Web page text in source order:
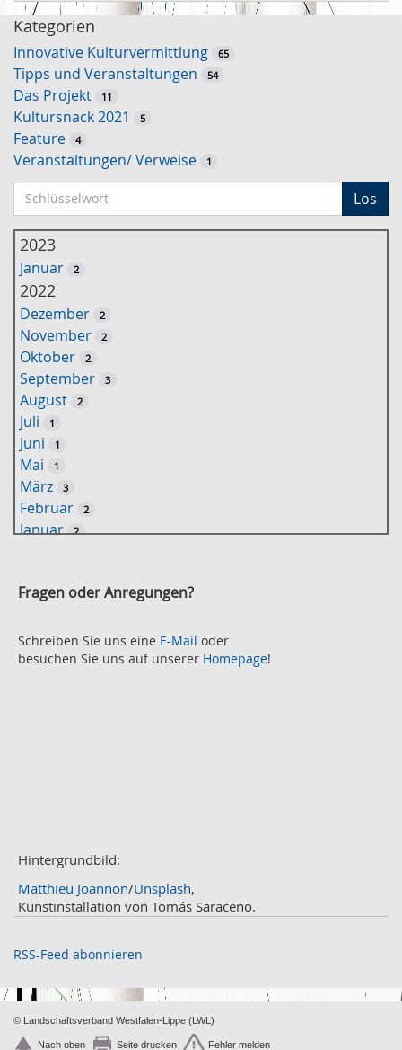
Kategorien
Innovative Kulturvermittlung 65
Tipps und Veranstaltungen 54
Das Projekt 11
Kultursnack 2021 5
Feature 4
Veranstaltungen/ Verweise 1
c
h
ü
w
o
r
u
c
Los
2023
Januar 2
2022
Dezember 2
November 2
Oktober 2
September 3
August 2
Juli 1
Juni 1
Mai 1
März 3
Februar 2
Januar 2
Oktober 2
August 2
Juli 2
November 2
Oktober
September 2
August
Mai 2
Fragen oder Anregungen?
Schreiben Sie uns eine E-Mail oder
besuchen Sie uns auf unserer Homepage!
Hintergrundbild:
Matthieu Joannon/Unsplash,
Kunstinstallation von Tomás Saraceno.
RSS-Feed abonnieren
© Landschaftsverband Westfalen-Lippe (LWL)
Nach oben Seite drucken Fehler melden